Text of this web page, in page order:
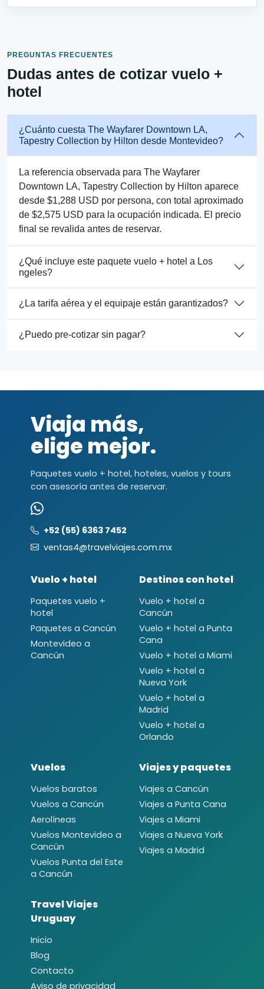
PREGUNTAS FRECUENTES
Dudas antes de cotizar vuelo +
hotel
¿Cuánto cuesta The Wayfarer Downtown LA,
Tapestry Collection by Hilton desde Montevideo?
La referencia observada para The Wayfarer
Downtown LA, Tapestry Collection by Hilton aparece
desde $1,288 USD por persona, con total aproximado
de $2,575 USD para la ocupación indicada. El precio
final se revalida antes de reservar.
¿Qué incluye este paquete vuelo + hotel a Los
ngeles?
¿La tarifa aérea y el equipaje están garantizados?
¿Puedo pre-cotizar sin pagar?
Viaja más,
elige mejor.
Paquetes vuelo + hotel, hoteles, vuelos y tours
con asesoría antes de reservar.
+52 (55) 6363 7452
ventas4@travelviajes.com.mx
Vuelo + hotel
Paquetes vuelo +
hotel
Paquetes a Cancún
Montevideo a
Cancún
Destinos con hotel
Vuelo + hotel a
Cancún
Vuelo + hotel a Punta
Cana
Vuelo + hotel a Miami
Vuelo + hotel a
Nueva York
Vuelo + hotel a
Madrid
Vuelo + hotel a
Orlando
Vuelos
Vuelos baratos
Vuelos a Cancún
Aerolíneas
Vuelos Montevideo a
Cancún
Vuelos Punta del Este
a Cancún
Viajes y paquetes
Viajes a Cancún
Viajes a Punta Cana
Viajes a Miami
Viajes a Nueva York
Viajes a Madrid
Travel Viajes
Uruguay
Inicio
Blog
Contacto
Aviso de privacidad